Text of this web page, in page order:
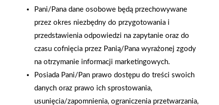
Pani/Pana dane osobowe będą przechowywane
przez okres niezbędny do przygotowania i
przedstawienia odpowiedzi na zapytanie oraz do
czasu cofnięcia przez Panią/Pana wyrażonej zgody
na otrzymanie informacji marketingowych.
Posiada Pani/Pan prawo dostępu do treści swoich
danych oraz prawo ich sprostowania,
usunięcia/zapomnienia, ograniczenia przetwarzania,